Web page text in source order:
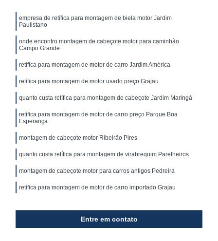
empresa de retífica para montagem de biela motor Jardim
Paulistano
onde encontro montagem de cabeçote motor para caminhão
Campo Grande
retífica para montagem de motor de carro Jardim América
retífica para montagem de motor usado preço Grajau
quanto custa retífica para montagem de cabeçote Jardim Maringá
retífica para montagem de motor de carro preço Parque Boa
Esperança
montagem de cabeçote motor Ribeirão Pires
quanto custa retífica para montagem de virabrequim Parelheiros
montagem de cabeçote motor para carros antigos Pedreira
retífica para montagem de motor de carro importado Grajau
Entre em contato